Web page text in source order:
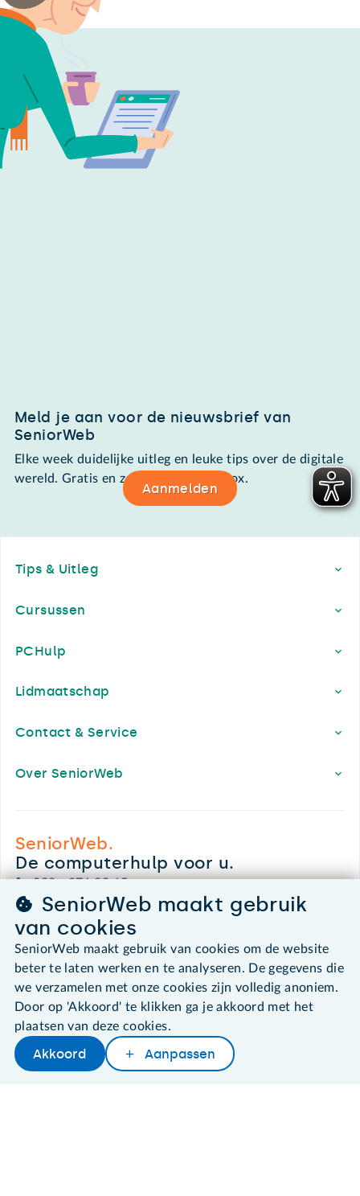
Later lezenDelenWoordenboek
Meld je aan voor de nieuwsbrief van
SeniorWeb
Elke week duidelijke uitleg en leuke tips over de digitale
wereld. Gratis en zomaar in de mailbox.
Aanmelden
Tips & Uitleg
Cursussen
PCHulp
Lidmaatschap
Contact & Service
Over SeniorWeb
SeniorWeb.
De computerhulp voor u.
030 - 276 99 65
leden@seniorweb.nl
©2026 SeniorWeb
Algemene voorwaarden
Cookies en cookie-instellingen
Disclaimer
SeniorWeb maakt gebruik
van cookies
SeniorWeb maakt gebruik van cookies om de website
beter te laten werken en te analyseren. De gegevens die
we verzamelen met onze cookies zijn volledig anoniem.
Door op 'Akkoord' te klikken ga je akkoord met het
plaatsen van deze cookies.
Akkoord Aanpassen